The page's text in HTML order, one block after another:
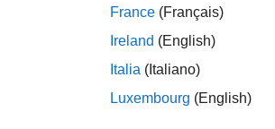
stats] = fishertest(
France (Français)
Ireland (English)
Italia (Italiano)
Luxembourg (English)